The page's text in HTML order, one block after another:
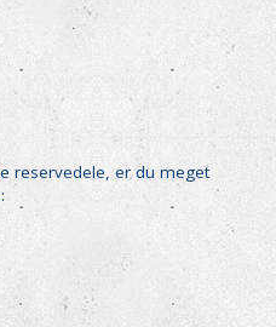
reservedele, er du meget